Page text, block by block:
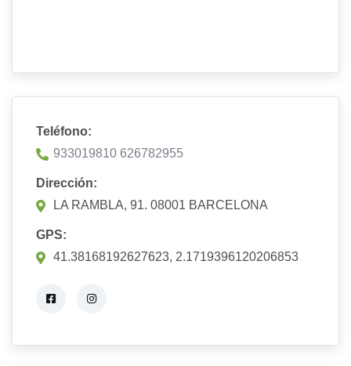
Teléfono:
933019810 626782955
Dirección:
LA RAMBLA, 91. 08001 BARCELONA
GPS:
41.38168192627623, 2.1719396120206853